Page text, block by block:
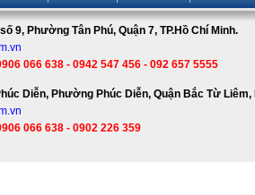
9, Phường Tân Phú, Quận 7, TP.Hồ Chí Minh.
066 638 - 0942 547 456 - 092 657 5555
Diễn, Phường Phúc Diễn, Quận Bắc Từ Liêm,
066 638 - 0902 226 359